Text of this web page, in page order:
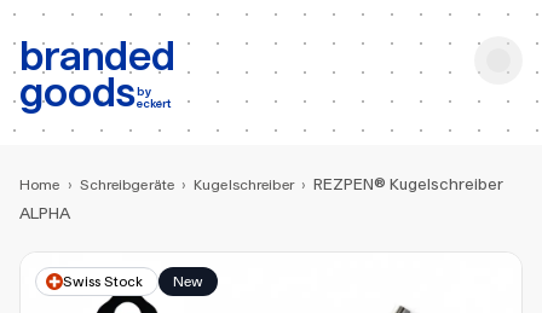
branded
goodsby
eckert
b: Produktsuche
Home › Schreibgeräte › Kugelschreiber › REZPEN® Kugelschreiber
ALPHA
Swiss Stock New